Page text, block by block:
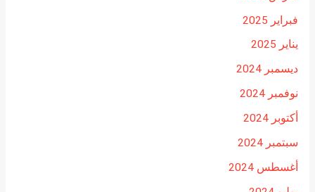
فبراير 2025
يناير 2025
ديسمبر 2024
نوفمبر 2024
أكتوبر 2024
سبتمبر 2024
أغسطس 2024